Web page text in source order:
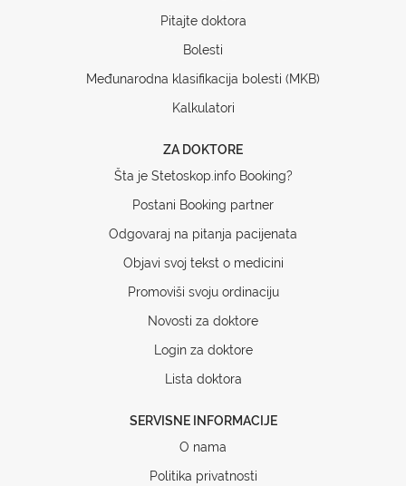
Pitajte doktora
Bolesti
Međunarodna klasifikacija bolesti (MKB)
Kalkulatori
ZA DOKTORE
Šta je Stetoskop.info Booking?
Postani Booking partner
Odgovaraj na pitanja pacijenata
Objavi svoj tekst o medicini
Promoviši svoju ordinaciju
Novosti za doktore
Login za doktore
Lista doktora
SERVISNE INFORMACIJE
O nama
Politika privatnosti